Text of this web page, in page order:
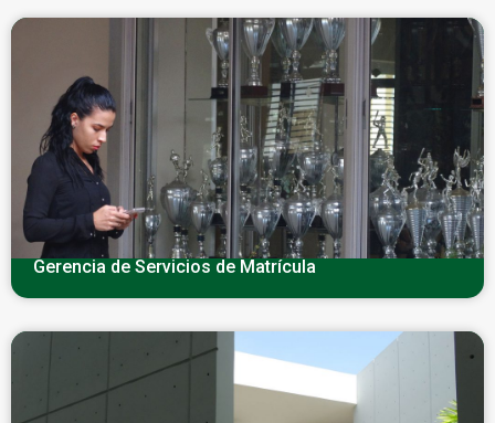
Gerencia de Servicios de Matrícula